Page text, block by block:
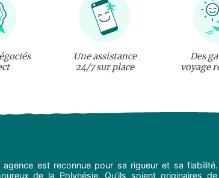
Une assistance
24/7 sur place
Des
voyage
est reconnue pour sa rigueur et sa
de la Polynésie. Qu’ils soient originaires